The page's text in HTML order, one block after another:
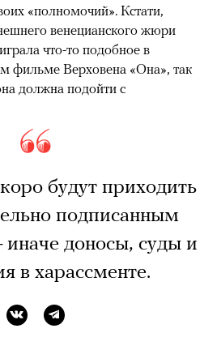
«полномочий». Кстати,
венецианского жюри
что-то подобное в
фильме Верховена «Она», так
должна подойти с
будут приходить
подписанным
доносы, суды и
в харассменте.